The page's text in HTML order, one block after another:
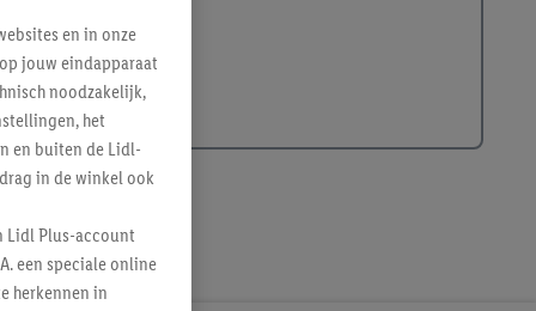
en in onze
jouw eindapparaat
noodzakelijk,
het
en buiten de Lidl-
in de winkel ook
Lidl Plus-account
een speciale online
herkennen in